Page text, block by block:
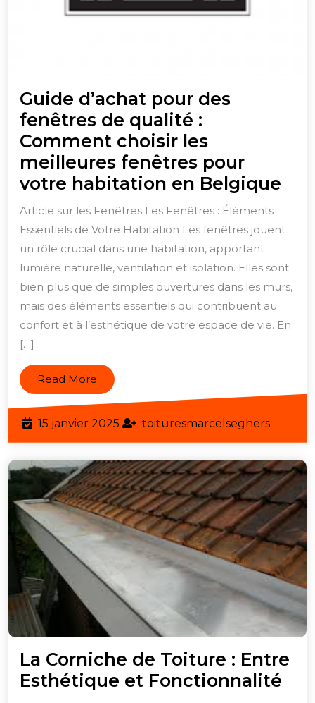
Guide d’achat pour des
fenêtres de qualité :
Comment choisir les
meilleures fenêtres pour
votre habitation en Belgique
de
:
les
en
Article sur les Fenêtres Les Fenêtres : Éléments
Essentiels de Votre Habitation Les fenêtres jouent
un rôle crucial dans une habitation, apportant
lumière naturelle, ventilation et isolation. Elles sont
bien plus que de simples ouvertures dans les murs,
mais des éléments essentiels qui contribuent au
confort et à l’esthétique de votre espace de vie. En
[…]
Read More Read
More
15 janvier 2025 15
janvier
toituresmarcelseghers
La Corniche de Toiture : Entre
Esthétique et Fonctionnalité